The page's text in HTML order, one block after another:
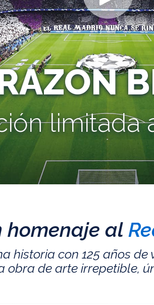
limitada
homenaje al
historia con 125 años
obra de arte irrepetible,